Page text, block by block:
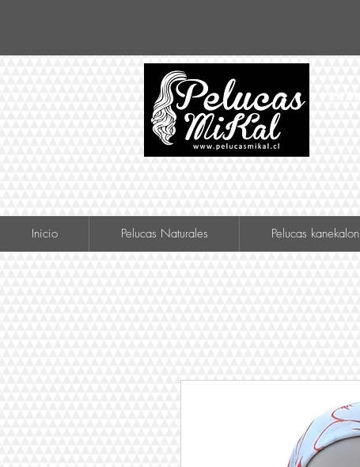
Inicio Pelucas Naturales Pelucas kanekalon